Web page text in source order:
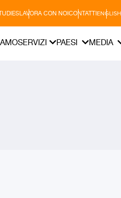
LAVORA CON NOICONTATTIENGLISH
SERVIZI PAESI MEDIA